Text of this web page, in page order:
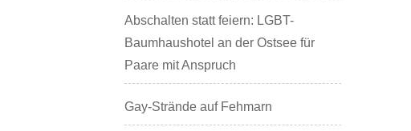
Abschalten statt feiern: LGBT-
Baumhaushotel an der Ostsee für
Paare mit Anspruch
Gay-Strände auf Fehmarn